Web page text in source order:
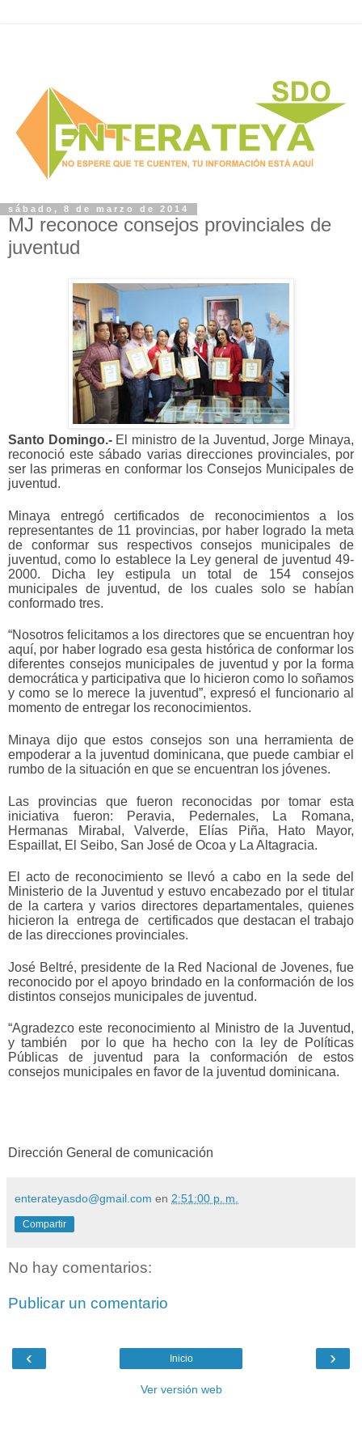
sábado, 8 de marzo de 2014
MJ reconoce consejos provinciales de
juventud
Santo Domingo.-El ministro de la Juventud, Jorge Minaya,
reconoció este sábado varias direcciones provinciales, por
ser las primeras en conformar los Consejos Municipales de
juventud.
Minaya entregó certificados de reconocimientos a los
representantes de 11 provincias, por haber logrado la meta
de conformar sus respectivos consejos municipales de
juventud, como lo establece la Ley general de juventud 49-
2000. Dicha ley estipula un total de 154 consejos
municipales de juventud, de los cuales solo se habían
conformado tres.
“Nosotros felicitamos a los directores que se encuentran hoy
aquí, por haber logrado esa gesta histórica de conformar los
diferentes consejos municipales de juventud y por la forma
democrática y participativa que lo hicieron como lo soñamos
y como se lo merece la juventud”, expresó el funcionario al
momento de entregar los reconocimientos.
Minaya dijo que estos consejos son una herramienta de
empoderar a la juventud dominicana, que puede cambiar el
rumbo de la situación en que se encuentran los jóvenes.
Las provincias que fueron reconocidas por tomar esta
iniciativa fueron: Peravia, Pedernales, La Romana,
Hermanas Mirabal, Valverde, Elías Piña, Hato Mayor,
Espaillat, El Seibo, San José de Ocoa y La Altagracia.
El acto de reconocimiento se llevó a cabo en la sede del
Ministerio de la Juventud y estuvo encabezado por el titular
de la cartera y varios directores departamentales, quienes
hicieron la entrega de certificados que destacan el trabajo
de las direcciones provinciales.
José Beltré, presidente de la Red Nacional de Jovenes, fue
reconocido por el apoyo brindado en la conformación de los
distintos consejos municipales de juventud.
“Agradezco este reconocimiento al Ministro de la Juventud,
y también por lo que ha hecho con la ley de Políticas
Públicas de juventud para la conformación de estos
consejos municipales en favor de la juventud dominicana.
Dirección General de comunicación
enterateyasdo@gmail.com en 2:51:00 p. m.
Compartir
No hay comentarios:
Publicar un comentario
‹ ›
Inicio
Ver versión web